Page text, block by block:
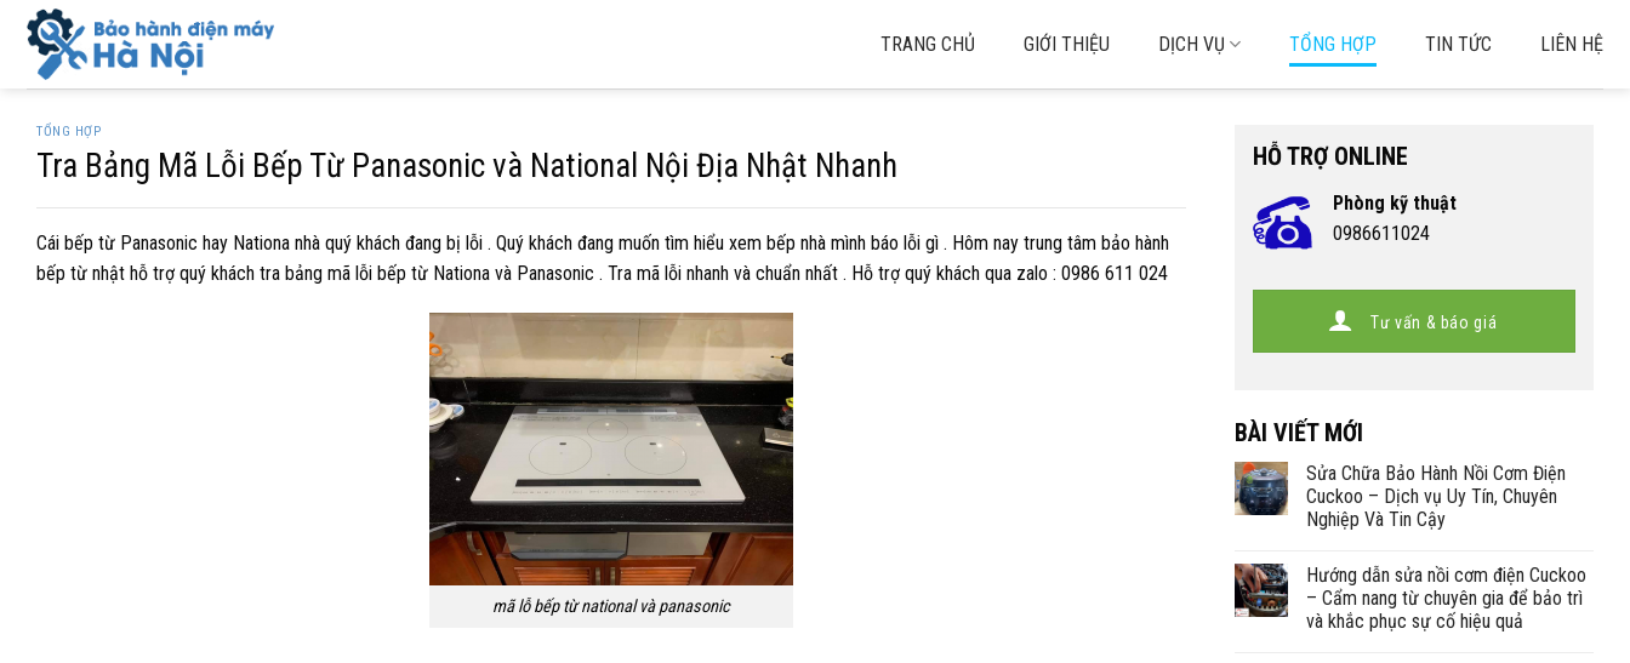
Skip
content
TRANG CHỦ GIỚI THIỆU DỊCH VỤ TỔNG HỢP TIN TỨC LIÊN HỆ
TỔNG HỢP
Tra Bảng Mã Lỗi Bếp Từ Panasonic và National Nội Địa Nhật Nhanh
Cái bếp từ Panasonic hay Nationa nhà quý khách đang bị lỗi . Quý khách đang muốn tìm hiểu xem bếp nhà mình báo lỗi gì . Hôm nay trung tâm bảo hành
bếp từ nhật hỗ trợ quý khách tra bảng mã lỗi bếp từ Nationa và Panasonic . Tra mã lỗi nhanh và chuẩn nhất . Hỗ trợ quý khách qua zalo : 0986 611 024
mã lỗ bếp từ national và panasonic
HỖ TRỢ ONLINE
Phòng kỹ thuật
0986611024
Tư vấn & báo giá
BÀI VIẾT MỚI
Sửa Chữa Bảo Hành Nồi Cơm Điện
Cuckoo – Dịch vụ Uy Tín, Chuyên
Nghiệp Và Tin Cậy
Hướng dẫn sửa nồi cơm điện Cuckoo
– Cẩm nang từ chuyên gia để bảo trì
và khắc phục sự cố hiệu quả